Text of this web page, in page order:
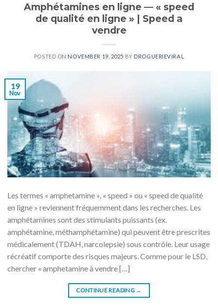
Amphétamines en ligne — « speed
de qualité en ligne » | Speed a
vendre
POSTED ON NOVEMBER 19, 2025 BY DROGUERIEVIRAL
19
Nov
Les termes « amphetamine », « speed » ou « speed de qualité
en ligne » reviennent fréquemment dans les recherches. Les
amphétamines sont des stimulants puissants (ex.
amphétamine, méthamphétamine) qui peuvent être prescrites
médicalement (TDAH, narcolepsie) sous contrôle. Leur usage
récréatif comporte des risques majeurs. Comme pour le LSD,
chercher « amphetamine à vendre […]
CONTINUE READING →